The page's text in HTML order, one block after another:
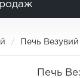
Печь
Печь